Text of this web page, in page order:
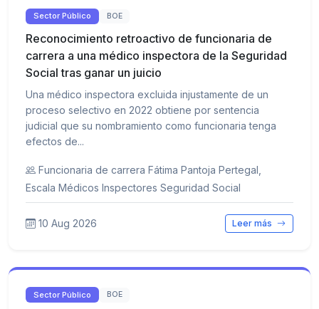
Sector Público BOE
Reconocimiento retroactivo de funcionaria de
carrera a una médico inspectora de la Seguridad
Social tras ganar un juicio
Una médico inspectora excluida injustamente de un
proceso selectivo en 2022 obtiene por sentencia
judicial que su nombramiento como funcionaria tenga
efectos de...
Funcionaria de carrera Fátima Pantoja Pertegal,
Escala Médicos Inspectores Seguridad Social
10 Aug 2026 Leer más
Sector Público BOE